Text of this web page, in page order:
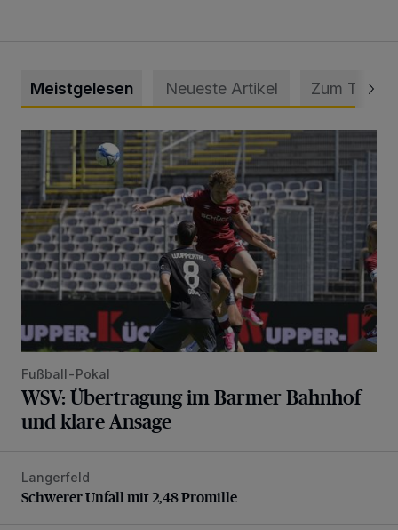
Meistgelesen Neueste Artikel Zum Thema
WSV: Übertragung im Barmer Bahnhof und klare Ansage
Fußball-Pokal
WSV: Übertragung im Barmer Bahnhof
und klare Ansage
Schwerer Unfall mit 2,48 Promille
Langerfeld
Schwerer Unfall mit 2,48 Promille